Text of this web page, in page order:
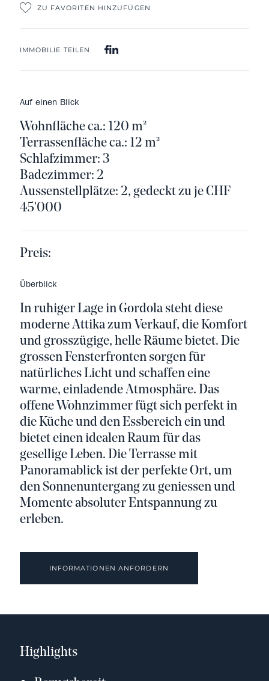
ZU FAVORITEN HINZUFÜGEN
IMMOBILIE TEILEN
Auf einen Blick
Wohnfläche ca.: 120 m²
Terrassenfläche ca.: 12 m²
Schlafzimmer: 3
Badezimmer: 2
Aussenstellplätze: 2, gedeckt zu je CHF
45'000
Preis:
Überblick
In ruhiger Lage in Gordola steht diese
moderne Attika zum Verkauf, die Komfort
und grosszügige, helle Räume bietet. Die
grossen Fensterfronten sorgen für
natürliches Licht und schaffen eine
warme, einladende Atmosphäre. Das
offene Wohnzimmer fügt sich perfekt in
die Küche und den Essbereich ein und
bietet einen idealen Raum für das
gesellige Leben. Die Terrasse mit
Panoramablick ist der perfekte Ort, um
den Sonnenuntergang zu geniessen und
Momente absoluter Entspannung zu
erleben.
INFORMATIONEN ANFORDERN
Highlights